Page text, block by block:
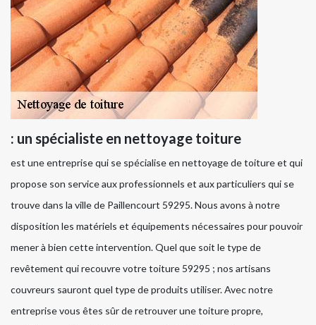
: un spécialiste en nettoyage toiture
est une entreprise qui se spécialise en nettoyage de toiture et qui
propose son service aux professionnels et aux particuliers qui se
trouve dans la ville de Paillencourt 59295. Nous avons à notre
disposition les matériels et équipements nécessaires pour pouvoir
mener à bien cette intervention. Quel que soit le type de
revêtement qui recouvre votre toiture 59295 ; nos artisans
couvreurs sauront quel type de produits utiliser. Avec notre
entreprise vous êtes sûr de retrouver une toiture propre,